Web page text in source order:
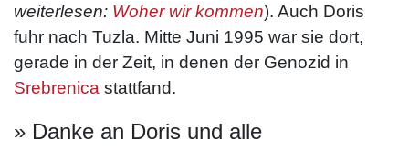
weiterlesen: Woher wir kommen). Auch Doris
fuhr nach Tuzla. Mitte Juni 1995 war sie dort,
gerade in der Zeit, in denen der Genozid in
Srebrenica stattfand.
» Danke an Doris und alle